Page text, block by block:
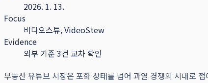
2026. 1. 13.
Focus
비디오스튜, VideoStew
Evidence
외부 기준 3건 교차 확인
부동산 유튜브 시장은 포화 상태를 넘어 과열 경쟁의 시대로